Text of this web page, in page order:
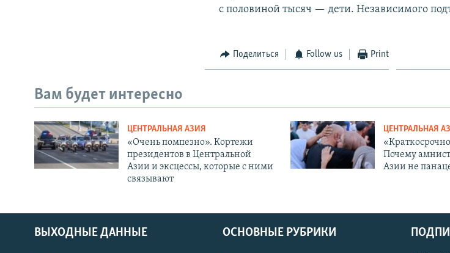
с половиной тысяч — дети. Независимого
Поделиться Follow us Print
Вам будет интересно
ЦЕНТРАЛЬНАЯ АЗИЯ
«Очень помпезно». Кортежи
президентов в Центральной
Азии и эксцессы, которые с ними
связывают
ЦЕНТРАЛЬНАЯ
Почему
Азии не
ВЫХОДНЫЕ ДАННЫЕ ОСНОВНЫЕ РУБРИКИ